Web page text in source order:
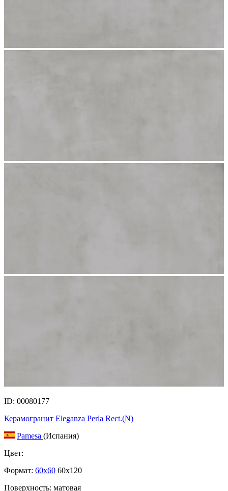
ID: 00080177
Керамогранит Eleganza Perla Rect.(N)
Pamesa (Испания)
Цвет:
Формат: 60x60 60x120
Поверхность: матовая